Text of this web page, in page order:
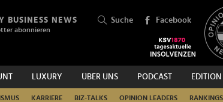
BUSINESS NEWS
abonnieren
Suche Facebook
LUXURY ÜBER UNS PODCAST EDITION
KARRIERE BIZ-TALKS OPINION LEADERS RANKINGS
SUCHEN